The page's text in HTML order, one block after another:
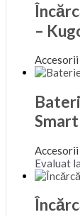
–
Accesorii
Accesorii
Evaluat la